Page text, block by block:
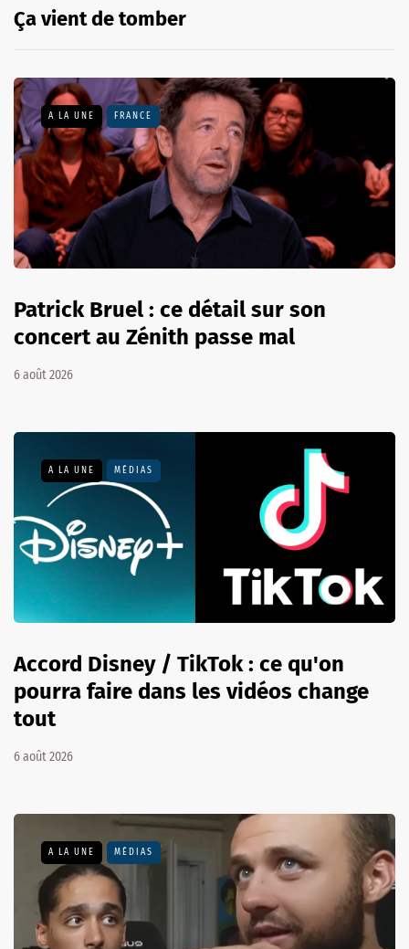
Ça vient de tomber
A LA UNE FRANCE
Patrick Bruel : ce détail sur son
concert au Zénith passe mal
6 août 2026
A LA UNE MÉDIAS
Accord Disney / TikTok : ce qu'on
pourra faire dans les vidéos change
tout
6 août 2026
A LA UNE MÉDIAS